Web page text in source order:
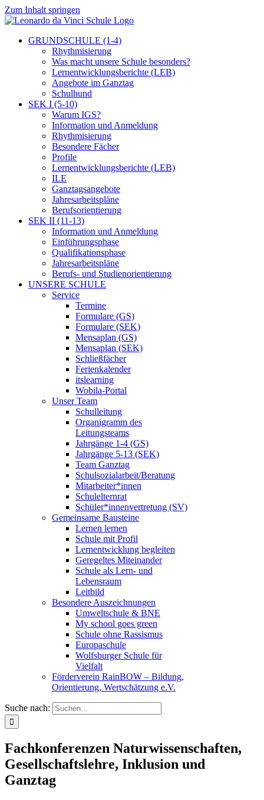
Zum Inhalt springen
GRUNDSCHULE (1-4)
Rhythmisierung
Was macht unsere Schule besonders?
Lernentwicklungsberichte (LEB)
Angebote im Ganztag
Schulhund
SEK I (5-10)
Warum IGS?
Information und Anmeldung
Rhythmisierung
Besondere Fächer
Profile
Lernentwicklungsberichte (LEB)
ILE
Ganztagsangebote
Jahresarbeitspläne
Berufsorientierung
SEK II (11-13)
Information und Anmeldung
Einführungsphase
Qualifikationsphase
Jahresarbeitspläne
Berufs- und Studienorientierung
UNSERE SCHULE
Service
Termine
Formulare (GS)
Formulare (SEK)
Mensaplan (GS)
Mensaplan (SEK)
Schließfächer
Ferienkalender
itslearning
Wobila-Portal
Unser Team
Schulleitung
Organigramm des
Leitungsteams
Jahrgänge 1-4 (GS)
Jahrgänge 5-13 (SEK)
Team Ganztag
Schulsozialarbeit/Beratung
Mitarbeiter*innen
Schulelternrat
Schüler*innenvertretung (SV)
Gemeinsame Bausteine
Lernen lernen
Schule mit Profil
Lernentwicklung begleiten
Geregeltes Miteinander
Schule als Lern- und
Lebensraum
Leitbild
Besondere Auszeichnungen
Umweltschule & BNE
My school goes green
Schule ohne Rassismus
Europaschule
Wolfsburger Schule für
Vielfalt
Förderverein RainBOW – Bildung,
Orientierung, Wertschätzung e.V.
Suche nach:
Fachkonferenzen Naturwissenschaften,
Gesellschaftslehre, Inklusion und
Ganztag